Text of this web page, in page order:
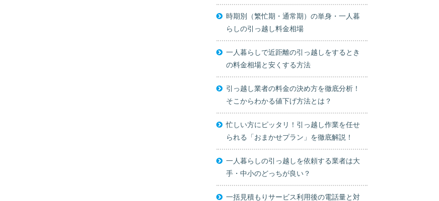
時期別（繁忙期・通常期）の単身・一人暮
らしの引っ越し料金相場
一人暮らしで近距離の引っ越しをするとき
の料金相場と安くする方法
引っ越し業者の料金の決め方を徹底分析！
そこからわかる値下げ方法とは？
忙しい方にピッタリ！引っ越し作業を任せ
られる「おまかせプラン」を徹底解説！
一人暮らしの引っ越しを依頼する業者は大
手・中小のどっちが良い？
一括見積もりサービス利用後の電話量と対